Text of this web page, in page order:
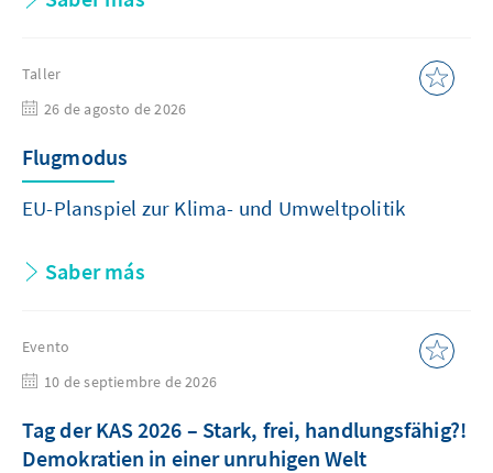
Taller
26 de agosto de 2026
Flugmodus
EU-Planspiel zur Klima- und Umweltpolitik
Saber más
Evento
10 de septiembre de 2026
Tag der KAS 2026 – Stark, frei, handlungsfähig?!
Demokratien in einer unruhigen Welt